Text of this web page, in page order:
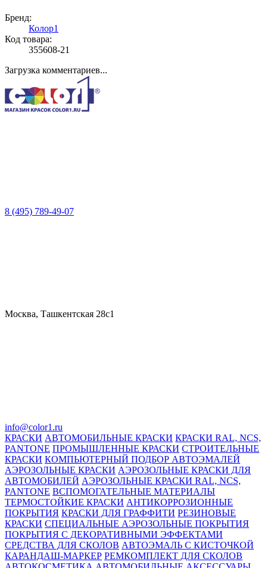
Бренд:
Колор1
Код товара:
355608-21
Загрузка комментариев...
8 (495) 789-49-07
Москва, Ташкентская 28с1
info@color1.ru
КРАСКИ АВТОМОБИЛЬНЫЕ КРАСКИ КРАСКИ RAL, NCS,
PANTONE ПРОМЫШЛЕННЫЕ КРАСКИ СТРОИТЕЛЬНЫЕ
КРАСКИ КОМПЬЮТЕРНЫЙ ПОДБОР АВТОЭМАЛЕЙ
АЭРОЗОЛЬНЫЕ КРАСКИ АЭРОЗОЛЬНЫЕ КРАСКИ ДЛЯ
АВТОМОБИЛЕЙ АЭРОЗОЛЬНЫЕ КРАСКИ RAL, NCS,
PANTONE ВСПОМОГАТЕЛЬНЫЕ МАТЕРИАЛЫ
ТЕРМОСТОЙКИЕ КРАСКИ АНТИКОРРОЗИОННЫЕ
ПОКРЫТИЯ КРАСКИ ДЛЯ ГРАФФИТИ РЕЗИНОВЫЕ
КРАСКИ СПЕЦИАЛЬНЫЕ АЭРОЗОЛЬНЫЕ ПОКРЫТИЯ
ПОКРЫТИЯ С ДЕКОРАТИВНЫМИ ЭФФЕКТАМИ
СРЕДСТВА ДЛЯ СКОЛОВ АВТОЭМАЛЬ С КИСТОЧКОЙ
КАРАНДАШ-МАРКЕР РЕМКОМПЛЕКТ ДЛЯ СКОЛОВ